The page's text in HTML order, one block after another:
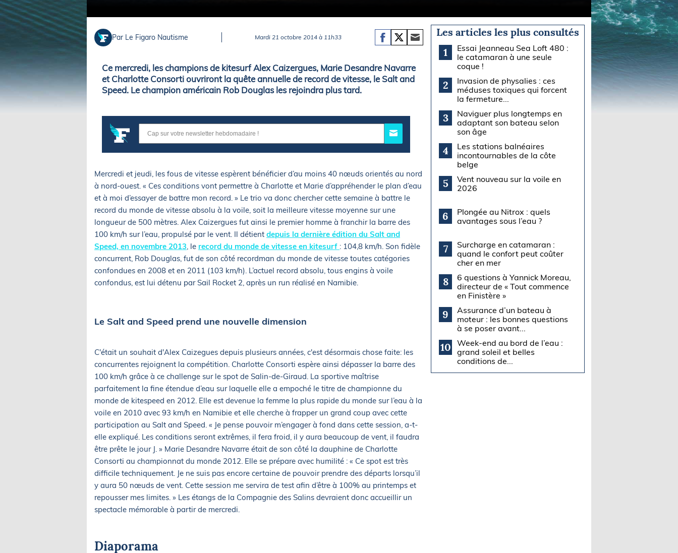
Par Le Figaro Nautisme Mardi 21 octobre 2014 à 11h33
Ce mercredi, les champions de kitesurf Alex Caizergues, Marie Desandre Navarre
et Charlotte Consorti ouvriront la quête annuelle de record de vitesse, le Salt and
Speed. Le champion américain Rob Douglas les rejoindra plus tard.
Mercredi et jeudi, les fous de vitesse espèrent bénéficier d’au moins 40 nœuds orientés au nord
à nord-ouest. « Ces conditions vont permettre à Charlotte et Marie d’appréhender le plan d’eau
et à moi d’essayer de battre mon record. » Le trio va donc chercher cette semaine à battre le
record du monde de vitesse absolu à la voile, soit la meilleure vitesse moyenne sur une
longueur de 500 mètres. Alex Caizergues fut ainsi le premier homme à franchir la barre des
100 km/h sur l’eau, propulsé par le vent. Il détient depuis la dernière édition du Salt and
Speed, en novembre 2013, le record du monde de vitesse en kitesurf : 104,8 km/h. Son fidèle
concurrent, Rob Douglas, fut de son côté recordman du monde de vitesse toutes catégories
confondues en 2008 et en 2011 (103 km/h). L’actuel record absolu, tous engins à voile
confondus, est lui détenu par Sail Rocket 2, après un run réalisé en Namibie.
Le Salt and Speed prend une nouvelle dimension
C'était un souhait d'Alex Caizegues depuis plusieurs années, c'est désormais chose faite: les
concurrentes rejoignent la compétition. Charlotte Consorti espère ainsi dépasser la barre des
100 km/h grâce à ce challenge sur le spot de Salin-de-Giraud. La sportive maîtrise
parfaitement la fine étendue d’eau sur laquelle elle a empoché le titre de championne du
monde de kitespeed en 2012. Elle est devenue la femme la plus rapide du monde sur l’eau à la
voile en 2010 avec 93 km/h en Namibie et elle cherche à frapper un grand coup avec cette
participation au Salt and Speed. « Je pense pouvoir m’engager à fond dans cette session, a-t-
elle expliqué. Les conditions seront extrêmes, il fera froid, il y aura beaucoup de vent, il faudra
être prête le jour J. » Marie Desandre Navarre était de son côté la dauphine de Charlotte
Consorti au championnat du monde 2012. Elle se prépare avec humilité : « Ce spot est très
difficile techniquement. Je ne suis pas encore certaine de pouvoir prendre des départs lorsqu’il
y aura 50 nœuds de vent. Cette session me servira de test afin d’être à 100% au printemps et
repousser mes limites. » Les étangs de la Compagnie des Salins devraient donc accueillir un
spectacle mémorable à partir de mercredi.
Diaporama
Les articles les plus consultés
1
Essai Jeanneau Sea Loft 480 :
le catamaran à une seule
coque !
2
Invasion de physalies : ces
méduses toxiques qui forcent
la fermeture...
3
Naviguer plus longtemps en
adaptant son bateau selon
son âge
4
Les stations balnéaires
incontournables de la côte
belge
5
Vent nouveau sur la voile en
2026
6
Plongée au Nitrox : quels
avantages sous l’eau ?
7
Surcharge en catamaran :
quand le confort peut coûter
cher en mer
8
6 questions à Yannick Moreau,
directeur de « Tout commence
en Finistère »
9
Assurance d’un bateau à
moteur : les bonnes questions
à se poser avant...
10
Week-end au bord de l’eau :
grand soleil et belles
conditions de...